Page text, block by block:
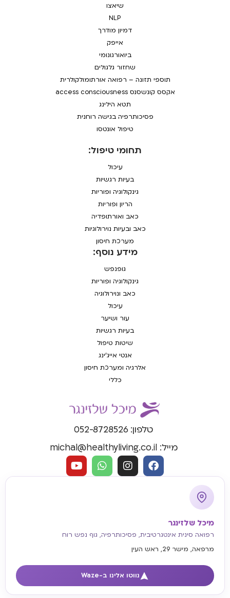
טלפון: 052-8728526
מייל: michal@healthyliving.co.il
מיכל שלזינגר
רפואה סינית אינטגרטיבית, פסיכותרפיה, גוף נפש רוח
מרפאה, מישר 29, ראש העין
נווטו אלינו ב-Waze
תחומי טיפול:
עיכול
בעיות רגשיות
גינקולוגיה ופוריות
הריון ופוריות
כאב ואורתופדיה
כאב ובעיות נוירולוגיות
מערכת חיסון
מידע נוסף:
גופנפש
גינקולוגיה ופוריות
כאב ונוירולוגיה
עיכול
עור ושיער
בעיות רגשיות
שיטות טיפול
אנטי אייג'ינג
אלרגיה ומערכת חיסון
כללי
שיאצו
NLP
דמיון מודרך
אייפק
ביואורגונומי
שחזור גלגולים
תוספי תזונה – רפואה אורתומולקולרית
אקסס קונשסנס access consciousness
תטא הילינג
פסיכותרפיה בגישה רוחנית
טיפול אונטסו